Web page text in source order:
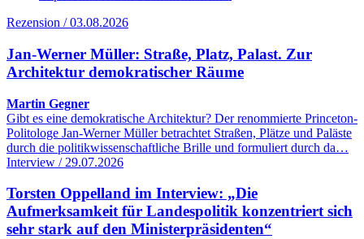
Rezension / 03.08.2026
Jan-Werner Müller: Straße, Platz, Palast. Zur
Architektur demokratischer Räume
Martin Gegner
Gibt es eine demokratische Architektur? Der renommierte Princeton-
Politologe Jan-Werner Müller betrachtet Straßen, Plätze und Paläste
durch die politikwissenschaftliche Brille und formuliert durch da…
Interview / 29.07.2026
Torsten Oppelland im Interview: „Die
Aufmerksamkeit für Landespolitik konzentriert sich
sehr stark auf den Ministerpräsidenten“